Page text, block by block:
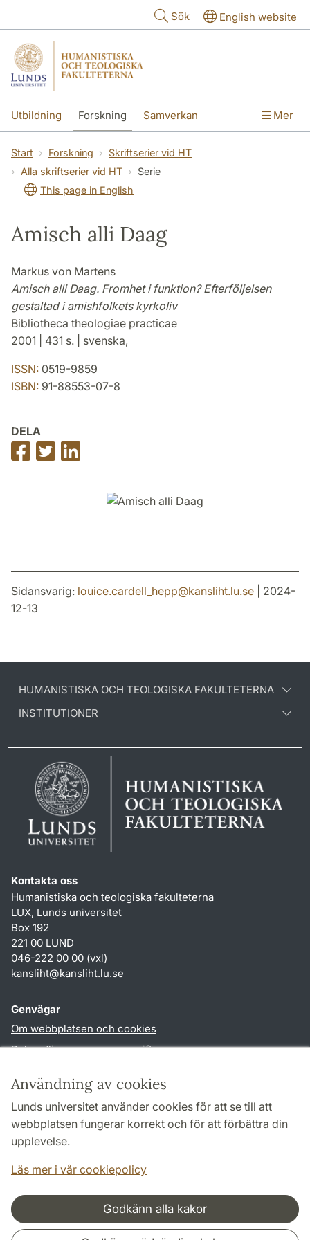
Användning av cookies
Lunds universitet använder cookies för att se till att
webbplatsen fungerar korrekt och för att förbättra din
upplevelse.
Läs mer i vår cookiepolicy
Godkänn alla kakor
Sök English website
Utbildning Forskning Samverkan Mer
Start Forskning
Skriftserier vid HT
Alla skriftserier vid HT
Serie
This page in English
Amisch alli Daag
Markus von Martens
Amisch alli Daag. Fromhet i funktion? Efterföljelsen
gestaltad i amishfolkets kyrkoliv
Bibliotheca theologiae practicae
2001 | 431 s. | svenska,
ISSN: 0519-9859
ISBN: 91-88553-07-8
DELA
Dela
på
Dela
på
på
Sidansvarig: louice.cardell_hepp@kansliht.lu.se | 2024-
12-13
HUMANISTISKA OCH TEOLOGISKA FAKULTETERNA
INSTITUTIONER
Kontakta oss
Humanistiska och teologiska fakulteterna
LUX, Lunds universitet
Box 192
221 00 LUND
046-222 00 00 (vxl)
kansliht@kansliht.lu.se
Genvägar
Om webbplatsen och cookies
Behandling av personuppgifter
TYPO3-login
Följ oss i sociala medier
Samarbeten och nätverk